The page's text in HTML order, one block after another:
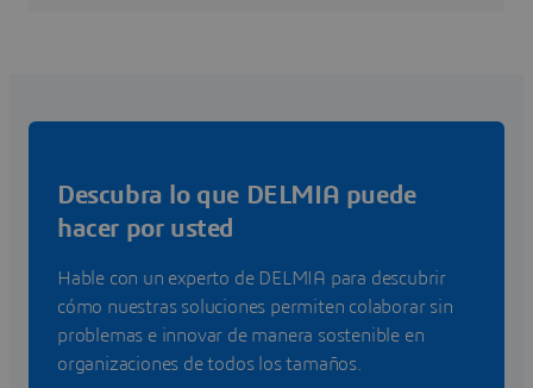
Descubra lo que DELMIA puede
hacer por usted
Hable con un experto de DELMIA para descubrir
cómo nuestras soluciones permiten colaborar sin
problemas e innovar de manera sostenible en
organizaciones de todos los tamaños.